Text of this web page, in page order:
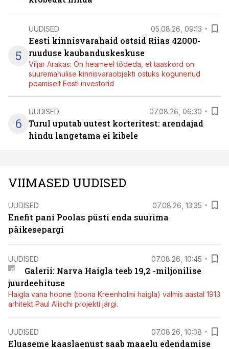
5
UUDISED 05.08.26, 09:13
Eesti kinnisvarahaid ostsid Riias 42000-
ruuduse kaubanduskeskuse
Viljar Arakas: On heameel tõdeda, et taaskord on
suuremahulise kinnisvaraobjekti ostuks kogunenud
peamiselt Eesti investorid
6
UUDISED 07.08.26, 06:30
Turul uputab uutest korteritest: arendajad
hindu langetama ei kibele
VIIMASED UUDISED
UUDISED 07.08.26, 13:35
Enefit pani Poolas püsti enda suurima
päikesepargi
UUDISED 07.08.26, 10:45
Galerii: Narva Haigla teeb 19,2 -miljonilise
juurdeehituse
Haigla vana hoone (toona Kreenholmi haigla) valmis aastal 1913
arhitekt Paul Alischi projekti järgi.
UUDISED 07.08.26, 10:38
Eluaseme kaaslaenust saab maaelu edendamise